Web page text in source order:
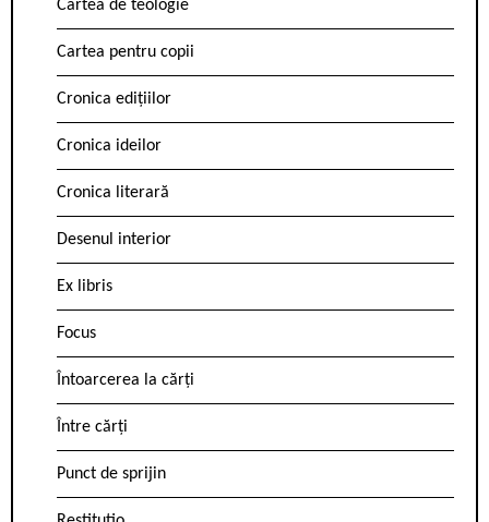
Cartea de teologie
Cartea pentru copii
Cronica edițiilor
Cronica ideilor
Cronica literară
Desenul interior
Ex libris
Focus
Întoarcerea la cărți
Între cărți
Punct de sprijin